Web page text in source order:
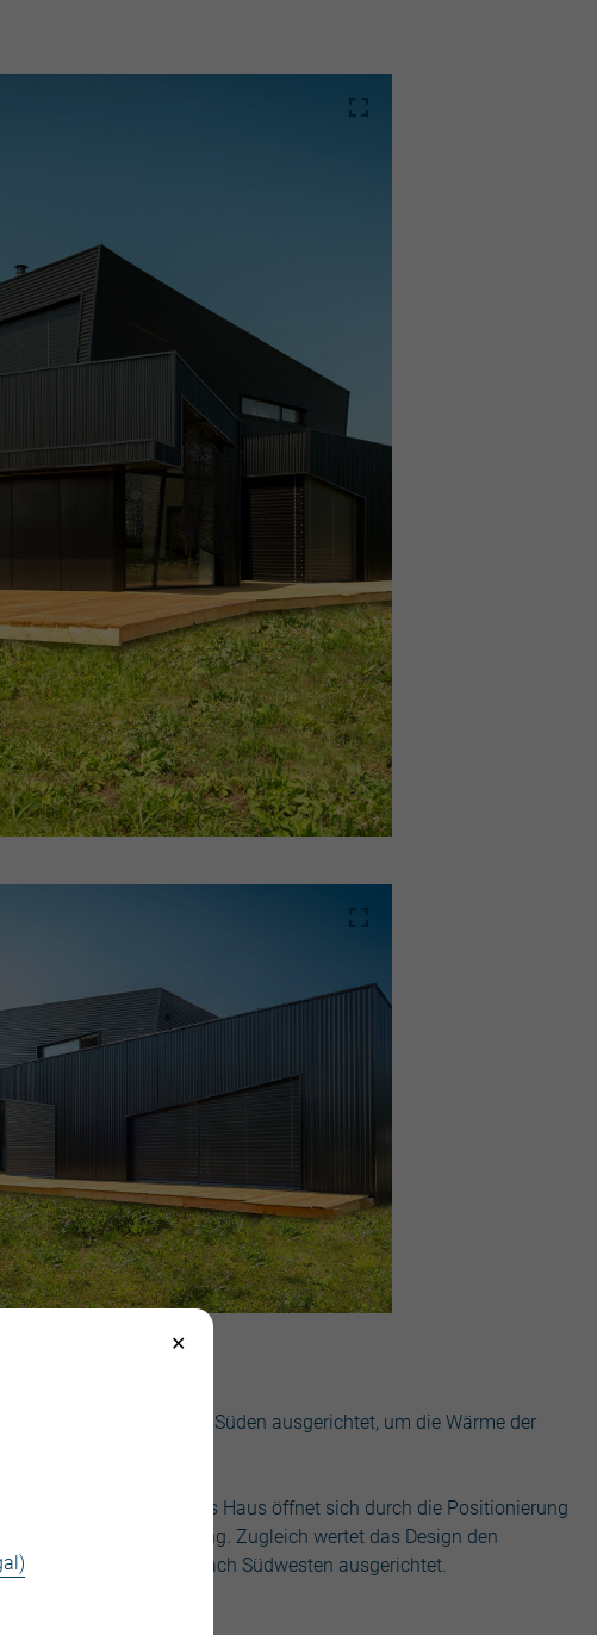
Lage: nach Süden ausgerichtet, um die Wärme der
076-988 verkleidet. Das Haus öffnet sich durch die Positionierung
Formaten der Umgebung. Zugleich wertet das Design den
Das Wohnzimmer ist nach Südwesten ausgerichtet.